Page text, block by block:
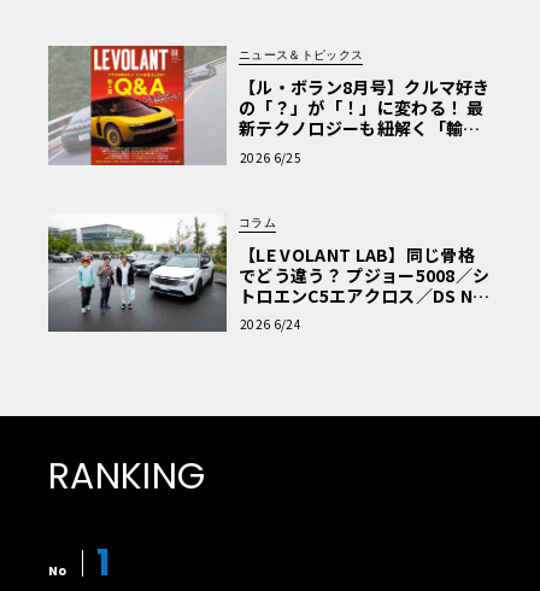
ニュース＆トピックス
【ル・ボラン8月号】クルマ好き
の「？」が「！」に変わる！ 最
新テクノロジーも紐解く「輸入
車Q&A」
2026 6/25
コラム
【LE VOLANT LAB】同じ骨格
でどう違う？ プジョー5008／シ
トロエンC5エアクロス／DS Nº4
読者一気乗りレポート
2026 6/24
RANKING
No 1